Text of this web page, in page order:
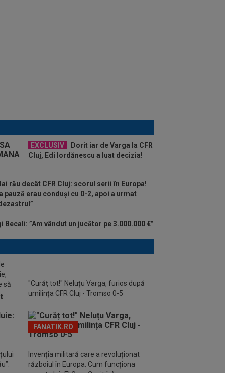
EXCLUSIV
Dorit iar de Varga la CFR
Cluj, Edi Iordănescu a luat decizia!
rău decât CFR Cluj: scorul serii în Europa!
pauză erau conduși cu 0-2, apoi a urmat
Becali: ”Am vândut un jucător pe 3.000.000 €”
să
"Curăț tot!" Neluțu Varga, furios după
umilința CFR Cluj - Tromso 0-5
FANATIK.RO
Invenția militară care a revoluționat
războiul în Europa. Cum funcționa